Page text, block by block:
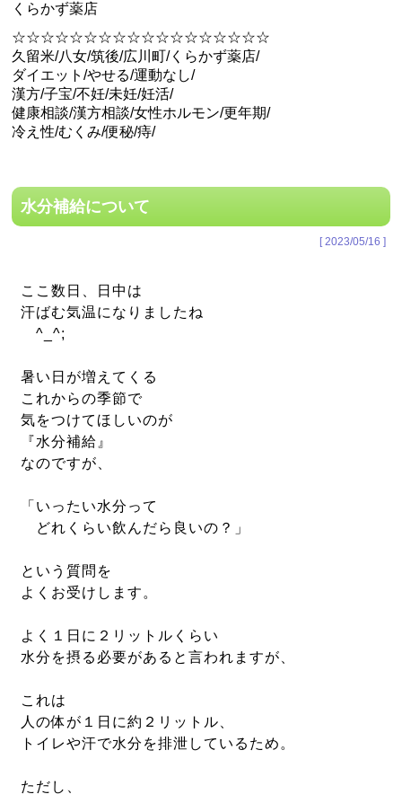
くらかず薬店
☆☆☆☆☆☆☆☆☆☆☆☆☆☆☆☆☆☆
久留米/八女/筑後/広川町/くらかず薬店/
ダイエット/やせる/運動なし/
漢方/子宝/不妊/未妊/妊活/
健康相談/漢方相談/女性ホルモン/更年期/
冷え性/むくみ/便秘/痔/
水分補給について
[ 2023/05/16 ]
ここ数日、日中は
汗ばむ気温になりましたね
^_^;
暑い日が増えてくる
これからの季節で
気をつけてほしいのが
『水分補給』
なのですが、
「いったい水分って
どれくらい飲んだら良いの？」
という質問を
よくお受けします。
よく１日に２リットルくらい
水分を摂る必要があると言われますが、
これは
人の体が１日に約２リットル、
トイレや汗で水分を排泄しているため。
ただし、